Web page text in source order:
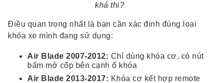
khả thi?
Điều quan trọng nhất là bạn cần xác định đúng loại
khóa xe mình đang sử dụng:
Air Blade 2007-2012: Chỉ dùng khóa cơ, có nút
bấm mở cốp bên cạnh ổ khóa
Air Blade 2013-2017: Khóa cơ kết hợp remote